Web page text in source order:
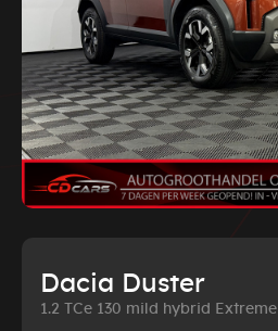
Dacia Duster
1.2 TCe 130 mild hybrid Extreme